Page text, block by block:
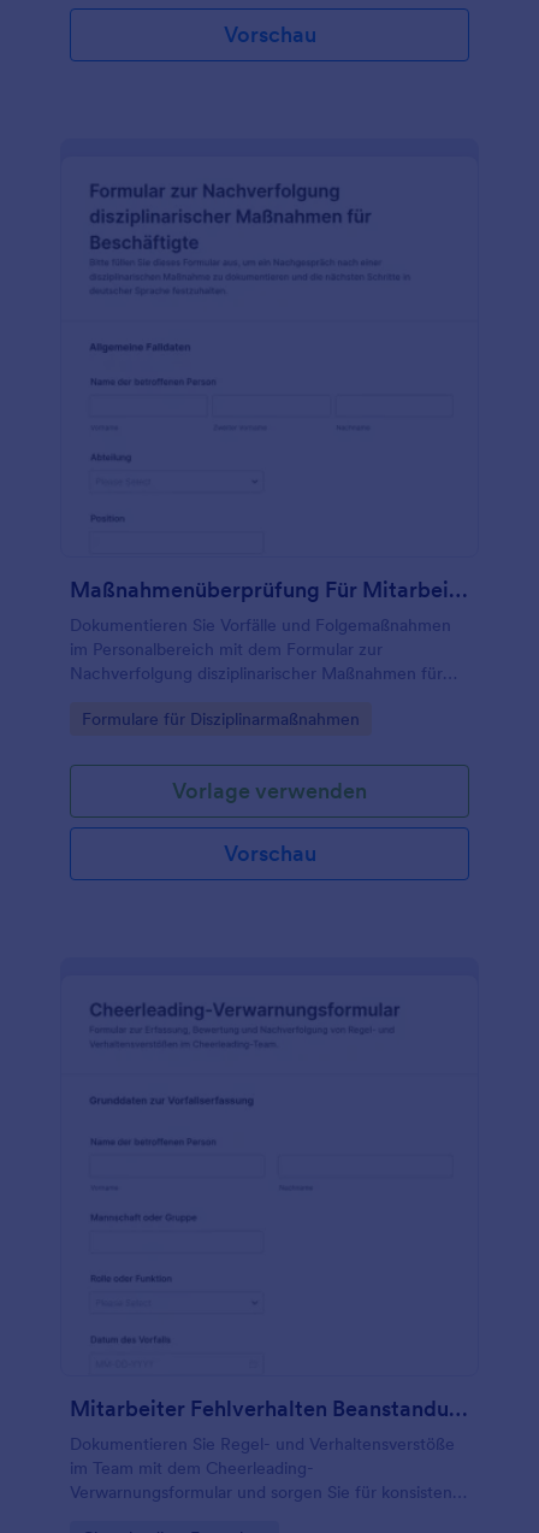
Vorschau
Maßnahmenüberprüfung Für Mitarbeitende Form
Dokumentieren Sie Vorfälle und Folgemaßnahmen
im Personalbereich mit dem Formular zur
Nachverfolgung disziplinarischer Maßnahmen für
und Formularantworten mit Jotform.
Go to Category:
Formulare für Disziplinarmaßnahmen
Vorlage verwenden
Vorschau
Mitarbeiter Fehlverhalten Beanstandungsformular
Dokumentieren Sie Regel- und Verhaltensverstöße
im Team mit dem Cheerleading-
Verwarnungsformular und sorgen Sie für konsistente